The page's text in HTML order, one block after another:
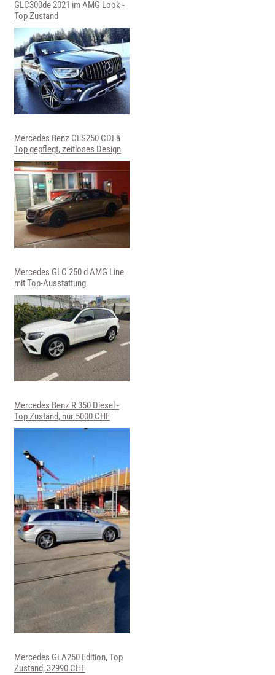
GLC300de 2021 im AMG Look -
Top Zustand
Mercedes Benz CLS250 CDI â
Top gepflegt, zeitloses Design
Mercedes GLC 250 d AMG Line
mit Top-Ausstattung
Mercedes Benz R 350 Diesel -
Top Zustand, nur 5000 CHF
Mercedes GLA250 Edition, Top
Zustand, 32990 CHF